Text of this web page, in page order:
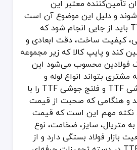
تأمین‌کننده معتبر این
و دلیل این موضوع آن است
که خرید محصولات TTF باید از جایی انجام شود که
کیفیت ساخت، دقت ابعادی و
کند و پایپ کالا که زیر مجموعه
فولادین محسوب می‌شود این
مشتری بتواند انواع لوله و
اتصالات، اتصالات جوشی TTF و فلنج جوشی TTF را با
و هنگامی که صحبت از قیمت
مهم این است که قیمت
متریال، سایز، ضخامت، نوع
بازار فولاد بستگی دارد و از